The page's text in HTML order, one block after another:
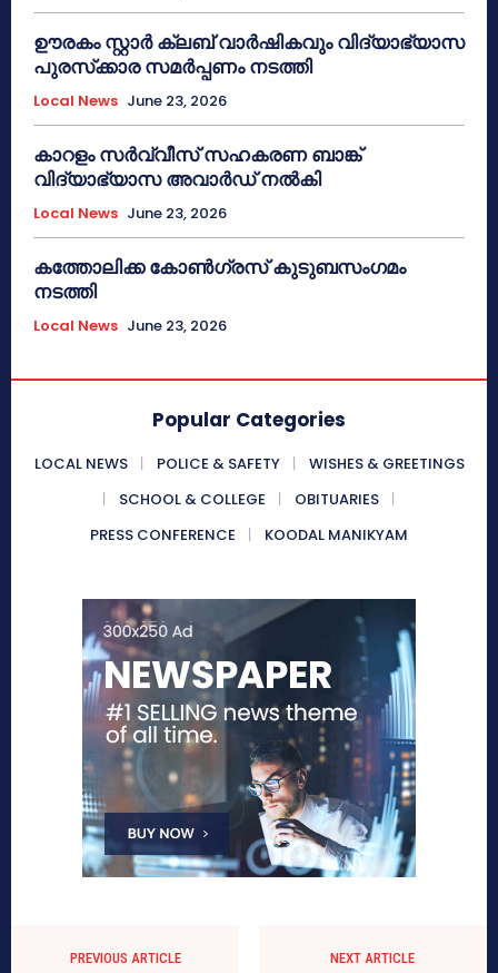
ഊരകം സ്റ്റാർ ക്ലബ് വാർഷികവും വിദ്യാഭ്യാസ
പുരസ്‌ക്കാര സമർപ്പണം നടത്തി
Local News June 23, 2026
കാറളം സർവ്വീസ് സഹകരണ ബാങ്ക്
വിദ്യാഭ്യാസ അവാർഡ് നൽകി
Local News June 23, 2026
കത്തോലിക്ക കോൺഗ്രസ് കുടുബസംഗമം
നടത്തി
Local News June 23, 2026
Popular Categories
LOCAL NEWS POLICE & SAFETY
WISHES & GREETINGS
SCHOOL & COLLEGE
OBITUARIES
PRESS CONFERENCE
KOODAL MANIKYAM
PREVIOUS ARTICLE NEXT ARTICLE